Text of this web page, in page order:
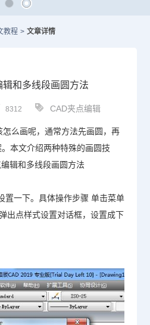
教程 > 文章详情
和多线段画圆方法
8312 CAD夹点编辑
怎么画呢，通常方法先画圆，再
本文介绍两种特殊的画圆技
辑和多线段画圆方法
置一下。具体操作步骤 单击菜单
出点样式设置对话框，设置成下